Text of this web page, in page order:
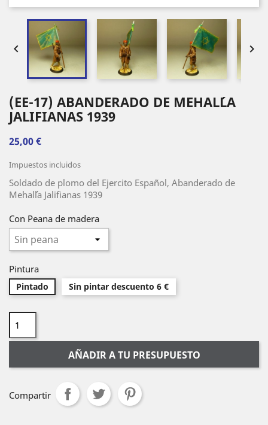
 
(EE-17) ABANDERADO DE MEHAL´LA
JALIFIANAS 1939
25,00 €
Impuestos incluidos
Soldado de plomo del Ejercito Español, Abanderado de
Mehal´la Jalifianas 1939
Con Peana de madera
Pintura
Pintado Sin pintar descuento 6 €
AÑADIR A TU PRESUPUESTO
Compartir